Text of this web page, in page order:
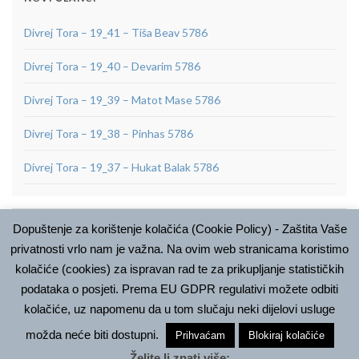
Divrej Tora – 19_41 – Tiša Beav 5786
Divrej Tora – 19_40 – Devarim 5786
Divrej Tora – 19_39 – Matot Mase 5786
Divrej Tora – 19_38 – Pinhas 5786
Divrej Tora – 19_37 – Hukat Balak 5786
ARHIVA
Arhiva
Dopuštenje za korištenje kolačića (Cookie Policy) - Zaštita Vaše
privatnosti vrlo nam je važna. Na ovim web stranicama koristimo
kolačiće (cookies) za ispravan rad te za prikupljanje statističkih
podataka o posjeti. Prema EU GDPR regulativi možete odbiti
kolačiće, uz napomenu da u tom slučaju neki dijelovi usluge
možda neće biti dostupni.
Prihvaćam Blokiraj kolačiće